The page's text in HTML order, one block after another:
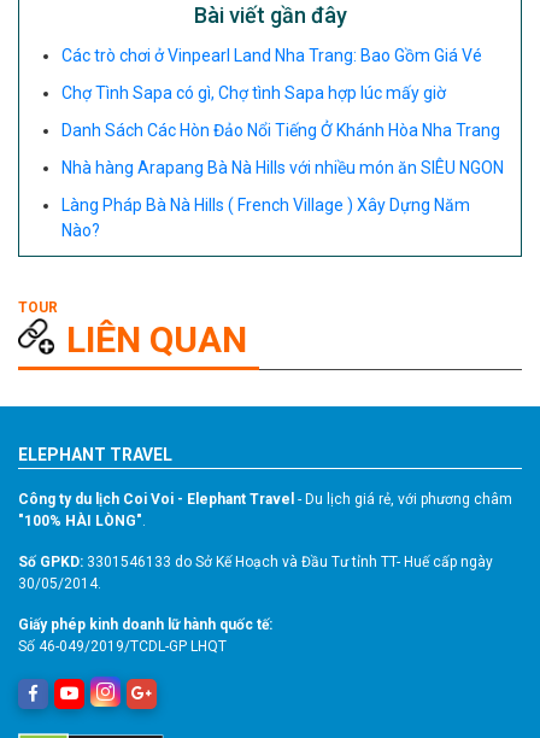
Bài viết gần đây
Các trò chơi ở Vinpearl Land Nha Trang: Bao Gồm Giá Vé
Chợ Tình Sapa có gì, Chợ tình Sapa hợp lúc mấy giờ
Danh Sách Các Hòn Đảo Nổi Tiếng Ở Khánh Hòa Nha Trang
Nhà hàng Arapang Bà Nà Hills với nhiều món ăn SIÊU NGON
Làng Pháp Bà Nà Hills ( French Village ) Xây Dựng Năm
Nào?
LIÊN QUAN
ELEPHANT TRAVEL
Công ty du lịch Coi Voi - Elephant Travel - Du lịch giá rẻ, với phương châm
"100% HÀI LÒNG"
Số GPKD: 3301546133 do Sở Kế Hoạch và Đầu Tư tỉnh TT- Huế cấp ngày
30/05/2014.
Giấy phép kinh doanh lữ hành quốc tế:
Số 46-049/2019/TCDL-GP LHQT